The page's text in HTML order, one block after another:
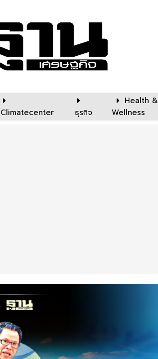
Climatecenter ธุรกิจ
Health &
Wellness